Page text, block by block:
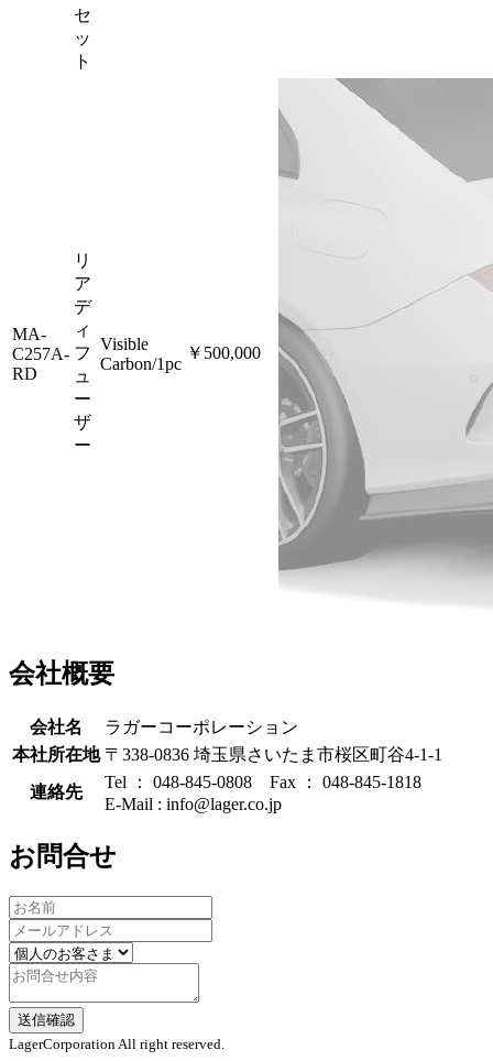
セ
ッ
ト
MA-
C257A-
RD
リ
ア
デ
ィ
フ
ュ
ー
ザ
ー
Visible
Carbon/1pc
￥500,000
会社概要
会社名
ラガーコーポレーション
本社所在地 〒338-0836 埼玉県さいたま市桜区町谷4-1-1
連絡先
Tel ： 048-845-0808 Fax ： 048-845-1818
E-Mail : info@lager.co.jp
お問合せ
送信確認
LagerCorporation All right reserved.